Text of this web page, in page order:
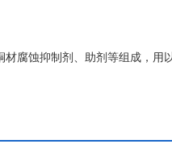
腐蚀抑制剂、助剂等组成，用